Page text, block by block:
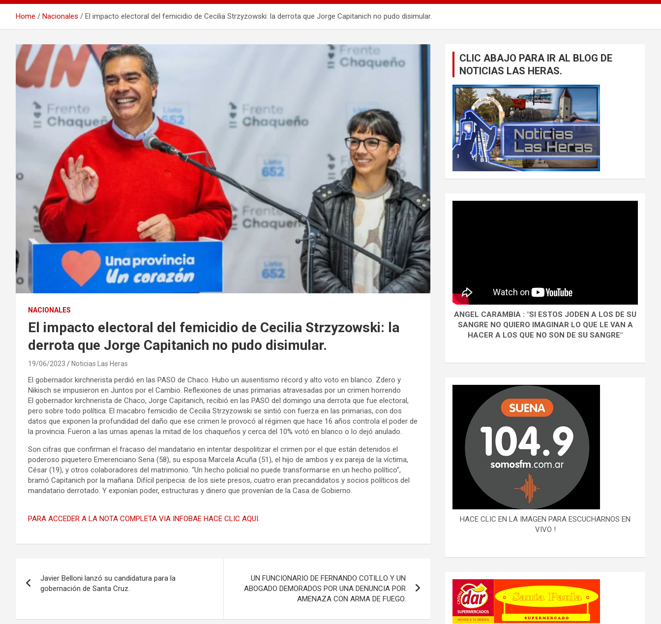
Home Nacionales El impacto electoral del femicidio de Cecilia Strzyzowski: la derrota que Jorge Capitanich no pudo disimular.
NACIONALES
El impacto electoral del femicidio de Cecilia Strzyzowski: la
derrota que Jorge Capitanich no pudo disimular.
19/06/2023 Noticias Las Heras
El gobernador kirchnerista perdió en las PASO de Chaco. Hubo un ausentismo récord y alto voto en blanco. Zdero y
Nikisch se impusieron en Juntos por el Cambio. Reflexiones de unas primarias atravesadas por un crimen horrendo
El gobernador kirchnerista de Chaco, Jorge Capitanich, recibió en las PASO del domingo una derrota que fue electoral,
pero sobre todo política. El macabro femicidio de Cecilia Strzyzowski se sintió con fuerza en las primarias, con dos
datos que exponen la profundidad del daño que ese crimen le provocó al régimen que hace 16 años controla el poder de
la provincia. Fueron a las urnas apenas la mitad de los chaqueños y cerca del 10% votó en blanco o lo dejó anulado.
Son cifras que confirman el fracaso del mandatario en intentar despolitizar el crimen por el que están detenidos el
poderoso piquetero Emerenciano Sena (58), su esposa Marcela Acuña (51), el hijo de ambos y ex pareja de la víctima,
César (19), y otros colaboradores del matrimonio. “Un hecho policial no puede transformarse en un hecho político”,
bramó Capitanich por la mañana. Difícil peripecia: de los siete presos, cuatro eran precandidatos y socios políticos del
mandatario derrotado. Y exponían poder, estructuras y dinero que provenían de la Casa de Gobierno.
PARA ACCEDER A LA NOTA COMPLETA VIA INFOBAE HACE CLIC AQUI.
de
Javier Belloni lanzó su candidatura para la
gobernación de Santa Cruz.
UN FUNCIONARIO DE FERNANDO COTILLO Y UN
ABOGADO DEMORADOS POR UNA DENUNCIA POR
AMENAZA CON ARMA DE FUEGO.
CLIC ABAJO PARA IR AL BLOG DE
NOTICIAS LAS HERAS.
ANGEL CARAMBIA : "SI ESTOS JODEN A LOS DE SU
SANGRE NO QUIERO IMAGINAR LO QUE LE VAN A
HACER A LOS QUE NO SON DE SU SANGRE"
HACE CLIC EN LA IMAGEN PARA ESCUCHARNOS EN
VIVO !